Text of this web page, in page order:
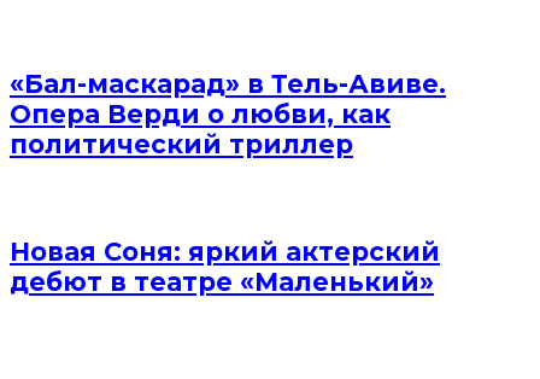
«Бал-маскарад» в Тель-Авиве.
Опера Верди о любви, как
политический триллер
Новая Соня: яркий актерский
дебют в театре «Маленький»